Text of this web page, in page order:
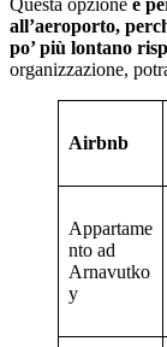
Questa opzione è
all’aeroporto,
po’ più lontano
organizzazione,
Airbnb
Appartame
nto ad
Arnavutko
y